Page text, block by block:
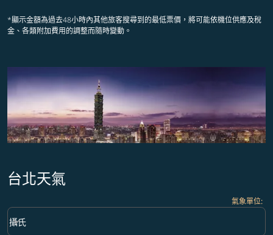
*顯示金額為過去48小時內其他旅客搜尋到的最低票價，將可能依機位供應及稅
金、各類附加費用的調整而隨時變動。
台北天氣
氣象單位:
Weather unit option 攝氏 Selected
攝氏
keyboard_arrow_down